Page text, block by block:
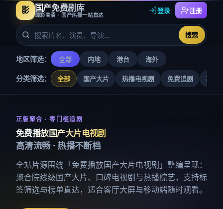
影 国产免费剧库
臻彩高清 · 国产热播一站直达
搜索
登录 注册
地区筛选： 全部 内地 港台 海外
分类筛选： 全部 国产大片 热播电视剧 免费追剧 高清
正版聚合 · 零门槛追剧
免费播放国产大片电视剧
高清流畅 · 热播不断档
全站片源围绕「免费播放国产大片电视剧 」整编呈现：
聚合院线级国产大片、口碑电视剧与热播综艺，支持标
签筛选与榜单直达，适合客厅大屏与移动端随时观看。